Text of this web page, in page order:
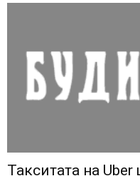
Такситата на